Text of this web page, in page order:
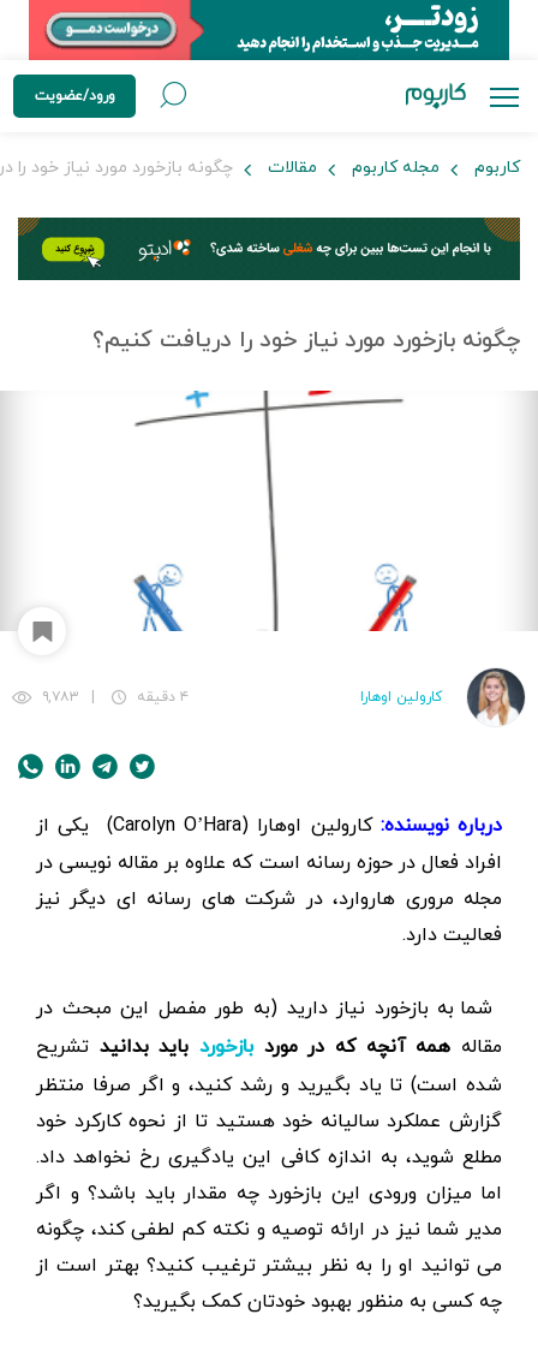
ورود/عضویت
کاربوم مجله کاربوم مقالات چگونه بازخورد مورد نیاز خود را
چگونه بازخورد مورد نیاز خود را دریافت کنیم؟
کارولین اوهارا ۴ دقیقه ۹,۷۸۳
درباره نویسنده:
کارولین اوهارا (Carolyn O’Hara) یکی از
افراد فعال در حوزه رسانه است که علاوه بر مقاله نویسی در
مجله مروری هاروارد، در شرکت های رسانه ای دیگر نیز
فعالیت دارد.
شما به بازخورد نیاز دارید (به طور مفصل این مبحث در
مقاله همه آنچه که در موردبازخوردباید بدانید تشریح
شده است) تا یاد بگیرید و رشد کنید، و اگر صرفا منتظر
گزارش عملکرد سالیانه خود هستید تا از نحوه کارکرد خود
مطلع شوید، به اندازه کافی این یادگیری رخ نخواهد داد.
اما میزان ورودی این بازخورد چه مقدار باید باشد؟ و اگر
مدیر شما نیز در ارائه توصیه و نکته کم لطفی کند، چگونه
می توانید او را به نظر بیشتر ترغیب کنید؟ بهتر است از
چه کسی به منظور بهبود خودتان کمک بگیرید؟